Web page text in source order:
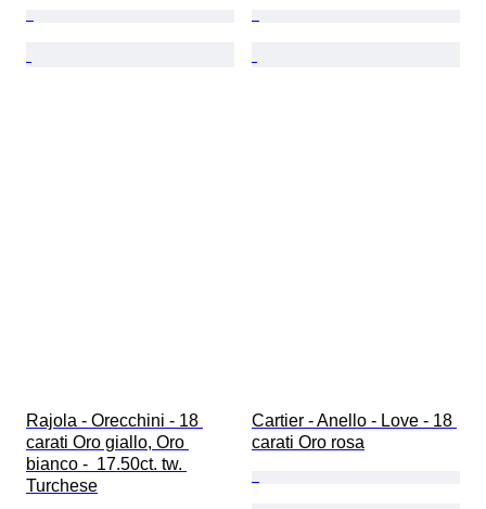
Rajola - Orecchini - 18
carati Oro giallo, Oro
bianco -  17.50ct. tw.
Turchese
Cartier - Anello - Love - 18
carati Oro rosa